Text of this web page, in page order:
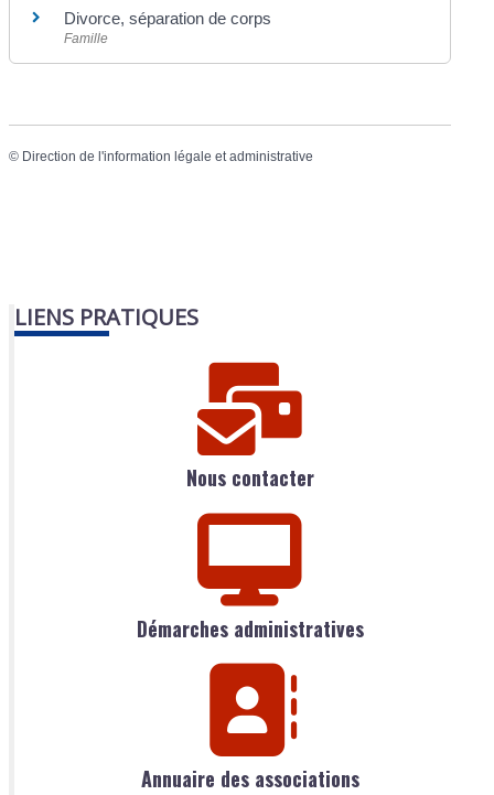
Divorce, séparation de corps
Famille
© Direction de l'information légale et administrative
LIENS PRATIQUES
Nous contacter
Démarches administratives
Annuaire des associations